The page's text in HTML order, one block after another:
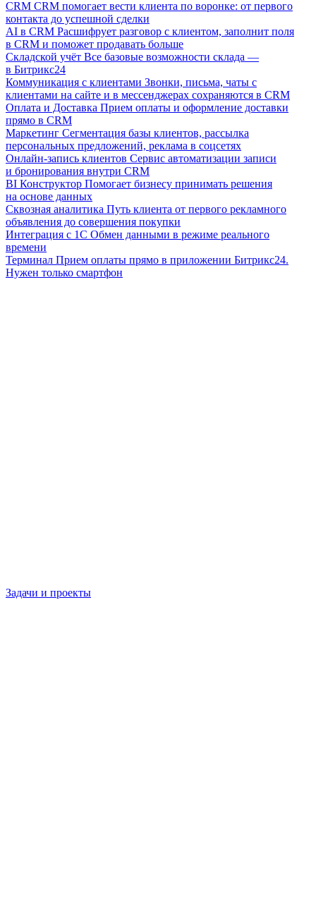
CRM CRM помогает вести клиента по воронке: от первого
контакта до успешной сделки
AI в CRM Расшифрует разговор с клиентом, заполнит поля
в CRM и поможет продавать больше
Складской учёт Все базовые возможности склада —
в Битрикс24
Коммуникация с клиентами Звонки, письма, чаты с
клиентами на сайте и в мессенджерах сохраняются в CRM
Оплата и Доставка Прием оплаты и оформление доставки
прямо в CRM
Маркетинг Сегментация базы клиентов, рассылка
персональных предложений, реклама в соцсетях
Онлайн-запись клиентов Сервис автоматизации записи
и бронирования внутри CRM
BI Конструктор Помогает бизнесу принимать решения
на основе данных
Сквозная аналитика Путь клиента от первого рекламного
объявления до совершения покупки
Интеграция с 1С Обмен данными в режиме реального
времени
Терминал Прием оплаты прямо в приложении Битрикс24.
Нужен только смартфон
Задачи и проекты